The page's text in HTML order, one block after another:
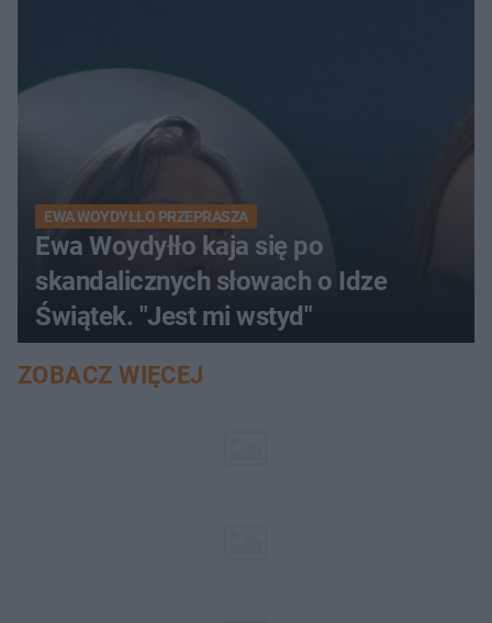
EWA WOYDYŁŁO PRZEPRASZA
Ewa Woydyłło kaja się po
skandalicznych słowach o Idze
Świątek. "Jest mi wstyd"
ZOBACZ WIĘCEJ